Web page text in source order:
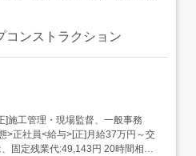
コンストラクション
]施工管理・現場監督、一般事務
>正社員<給与>[正]月給37万円～交
固定残業代:49,143円 20時間相当